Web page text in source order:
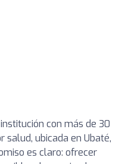
con más de 30
ubicada en Ubaté,
es claro: ofrecer